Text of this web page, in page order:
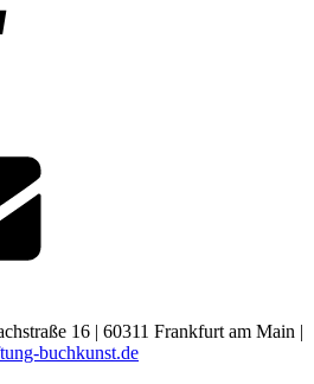
16 | 60311 Frankfurt am Main |
buchkunst.de